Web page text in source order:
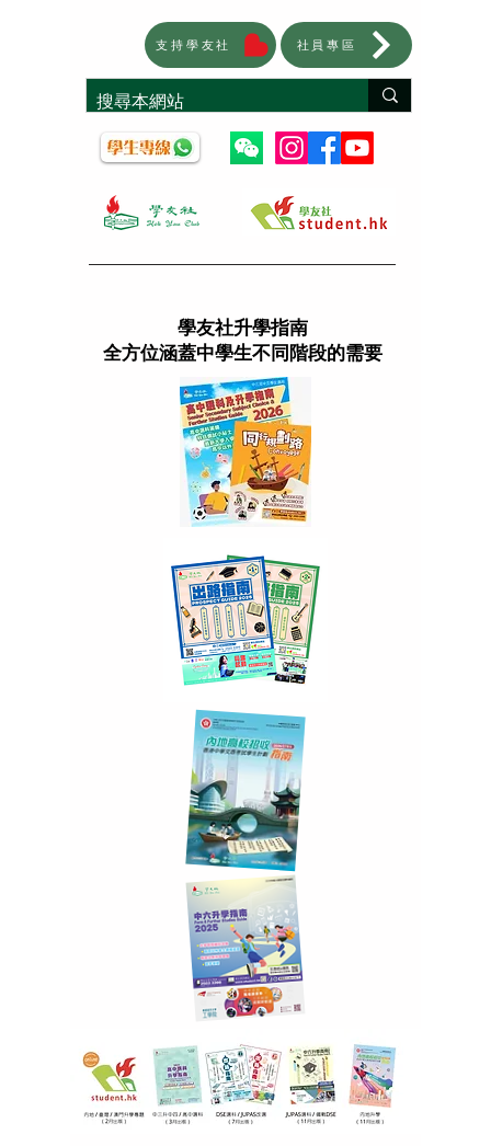
支持學友社 社員專區
學友社升學指南
全方位涵蓋中學生不同階段的需要